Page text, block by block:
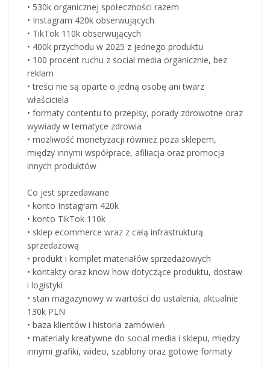
• 530k organicznej społeczności razem
• Instagram 420k obserwujących
• TikTok 110k obserwujących
• 400k przychodu w 2025 z jednego produktu
• 100 procent ruchu z social media organicznie, bez
reklam
• treści nie są oparte o jedną osobę ani twarz
właściciela
• formaty contentu to przepisy, porady zdrowotne oraz
wywiady w tematyce zdrowia
• możliwość monetyzacji również poza sklepem,
między innymi współprace, afiliacja oraz promocja
innych produktów
Co jest sprzedawane
• konto Instagram 420k
• konto TikTok 110k
• sklep ecommerce wraz z całą infrastrukturą
sprzedażową
• produkt i komplet materiałów sprzedażowych
• kontakty oraz know how dotyczące produktu, dostaw
i logistyki
• stan magazynowy w wartości do ustalenia, aktualnie
130k PLN
• baza klientów i historia zamówień
• materiały kreatywne do social media i sklepu, między
innymi grafiki, wideo, szablony oraz gotowe formaty